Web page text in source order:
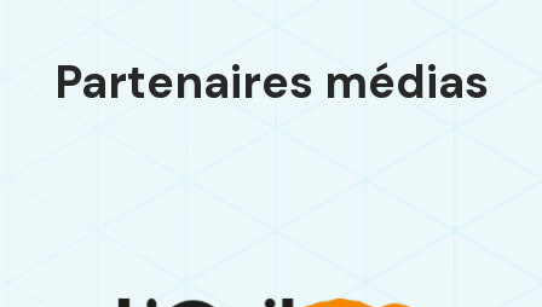
Partenaires médias